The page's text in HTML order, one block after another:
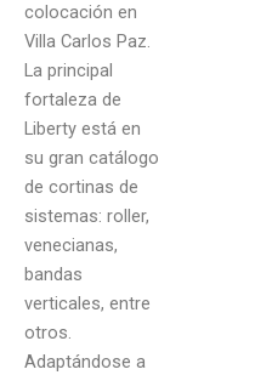
colocación en
Villa Carlos Paz.
La principal
fortaleza de
Liberty está en
su gran catálogo
de cortinas de
sistemas: roller,
venecianas,
bandas
verticales, entre
otros.
Adaptándose a